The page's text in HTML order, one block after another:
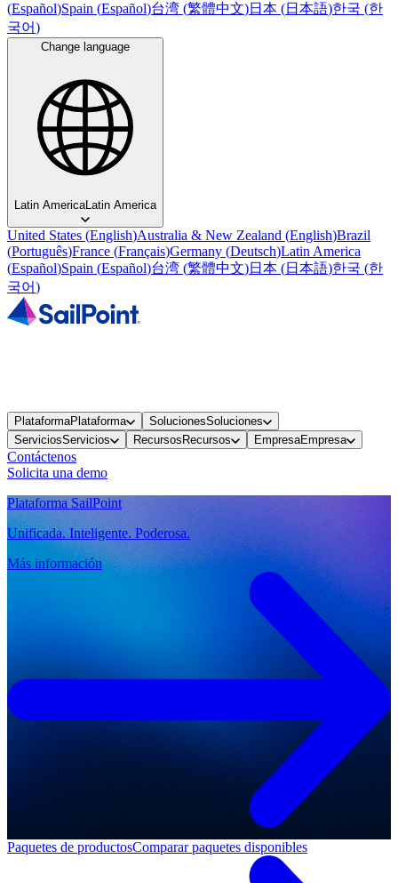
(Español)Spain (Español)台湾 (繁體中文)日本 (日本語)한국 (한
국어)
Change language
Latin AmericaLatin America
United States (English)Australia & New Zealand (English)Brazil
(Português)France (Français)Germany (Deutsch)Latin America
(Español)Spain (Español)台湾 (繁體中文)日本 (日本語)한국 (한
국어)
PlataformaPlataforma SolucionesSoluciones
ServiciosServicios Recursos Recursos EmpresaEmpresa
Contáctenos
Solicita una demo
Plataforma SailPoint
Unificada. Inteligente. Poderosa.
Más información
Paquetes de productosComparar paquetes disponibles